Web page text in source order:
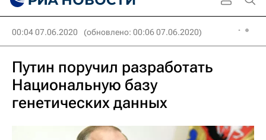
00:04 07.06.2020 (обновлено: 00:06 07.06.2020)
Путин поручил разработать
Национальную базу
генетических данных